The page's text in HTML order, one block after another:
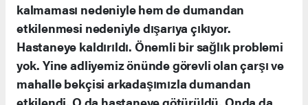
kalmaması nedeniyle hem de dumandan
etkilenmesi nedeniyle dışarıya çıkıyor.
Hastaneye kaldırıldı. Önemli bir sağlık problemi
yok. Yine adliyemiz önünde görevli olan çarşı ve
mahalle bekçisi arkadaşımızla dumandan